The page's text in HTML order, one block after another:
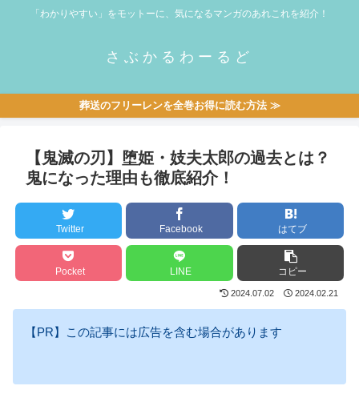
「わかりやすい」をモットーに、気になるマンガのあれこれを紹介！
さぶかるわーるど
葬送のフリーレンを全巻お得に読む方法 ≫
【鬼滅の刃】堕姫・妓夫太郎の過去とは？
鬼になった理由も徹底紹介！
Twitter Facebook はてブ
Pocket LINE コピー
2024.07.02 2024.02.21
【PR】この記事には広告を含む場合があります